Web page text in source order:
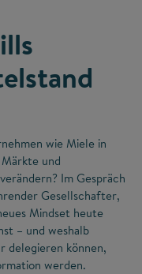
wie Miele in
und
Im Gespräch
Gesellschafter,
Mindset heute
– und weshalb
delegieren können,
werden.